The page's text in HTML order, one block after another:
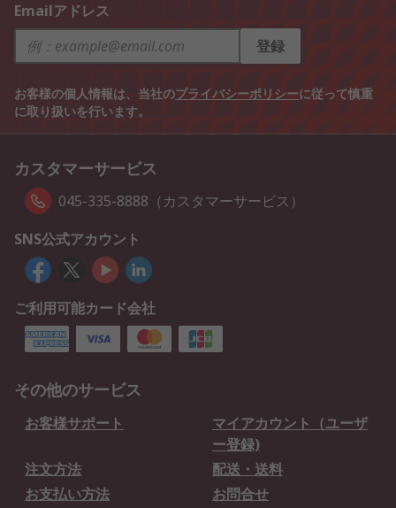
Emailアドレス
登録
お客様の個人情報は、当社のプライバシーポリシーに従って慎重
に取り扱いを行います。
カスタマーサービス
045-335-8888（カスタマーサービス）
SNS公式アカウント
ご利用可能カード会社
その他のサービス
お客様サポート
マイアカウント（ユーザ
ー登録)
注文方法
配送・送料
お支払い方法
お問合せ